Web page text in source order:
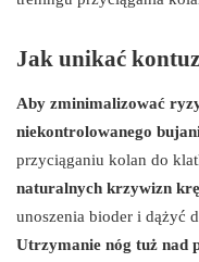
Jak unikać
Aby zminimalizować
niekontrolowanego
przyciąganiu kolan do
naturalnych krzywizn
unoszenia bioder i dążyć
Utrzymanie nóg tuż nad